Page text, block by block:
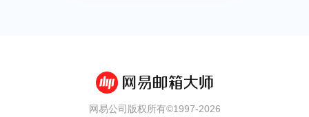
网易公司版权所有©1997-2026